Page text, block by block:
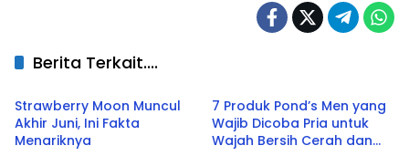
Berita Terkait....
Entertain
Strawberry Moon Muncul
Akhir Juni, Ini Fakta
Menariknya
7 Produk Pond’s Men yang
Wajib Dicoba Pria untuk
Wajah Bersih Cerah dan
Entertain Entertain